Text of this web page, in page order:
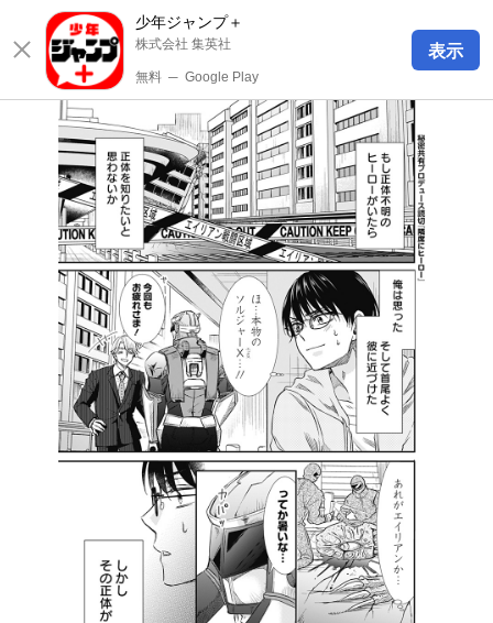
少年ジャンプ＋
株式会社 集英社
無料 ─ Google Play
表示